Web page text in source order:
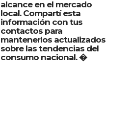
alcance en el mercado
local. Compartí esta
información con tus
contactos para
mantenerlos actualizados
sobre las tendencias del
consumo nacional. �